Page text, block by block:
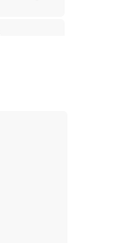
Nitelik
Sıkıyoruz
Yıldızı